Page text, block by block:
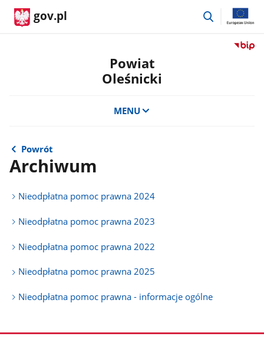
gov.pl
przejdź
Przejdź
Powiat
Oleśnicki
MENU
Powrót
Archiwum
Nieodpłatna pomoc prawna 2024
Nieodpłatna pomoc prawna 2023
Nieodpłatna pomoc prawna 2022
Nieodpłatna pomoc prawna 2025
Nieodpłatna pomoc prawna - informacje ogólne